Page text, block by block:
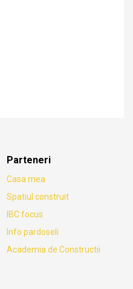
Parteneri
Casa mea
Spatiul construit
IBC focus
Info pardoseli
Academia de Constructii